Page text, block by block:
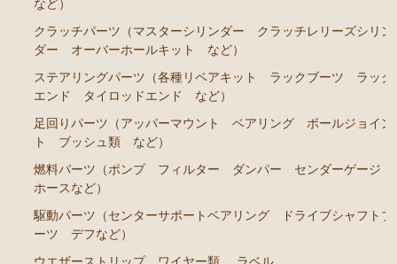
エンジンパーツ 1G-GZEU
エンジンパーツ 1G-GEU
エンジンパーツ 1G-EU
冷却パーツ（ポンプ サーモスタット ファン ファ
ンカップリング ホース類 など）
ブレーキパーツ（マスターシリンダー リペアキッ
ト ホース など）
クラッチパーツ（マスターシリンダー クラッチレリ
など）
クラッチパーツ（マスターシリンダー クラッチレリーズシリン
ダー オーバーホールキット など）
ステアリングパーツ（各種リペアキット ラックブーツ ラック
エンド タイロッドエンド など）
足回りパーツ（アッパーマウント ベアリング ボールジョイン
ト ブッシュ類 など）
燃料パーツ（ポンプ フィルター ダンパー センダーゲージ
ホースなど）
駆動パーツ（センターサポートベアリング ドライブシャフトブ
ーツ デフなど）
ウエザーストリップ ワイヤー類
ラベル